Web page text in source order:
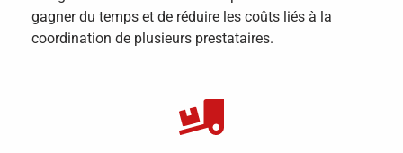
gagner du temps et de réduire les coûts liés à la
coordination de plusieurs prestataires.